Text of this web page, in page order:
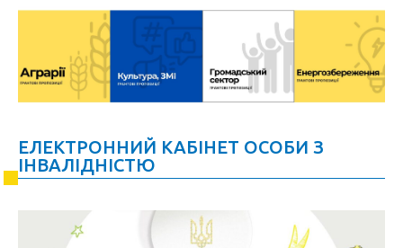
ЕЛЕКТРОННИЙ КАБІНЕТ ОСОБИ З
ІНВАЛІДНІСТЮ